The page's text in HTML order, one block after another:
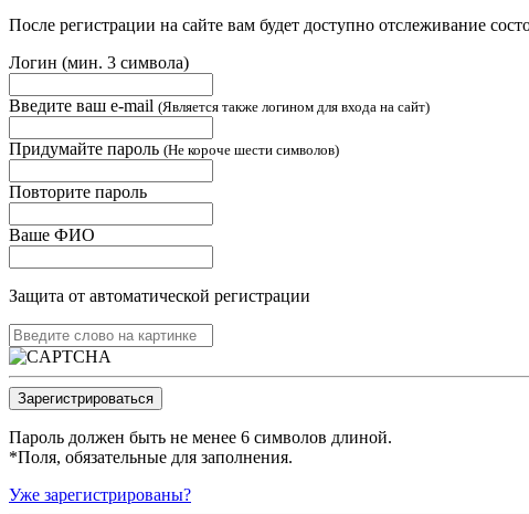
После регистрации на сайте вам будет доступно отслеживание
Логин (мин. 3 символа)
Введите ваш e-mail (Является также логином для входа на сайт)
Придумайте пароль (Не короче шести символов)
Повторите пароль
Ваше ФИО
Защита от автоматической регистрации
Пароль должен быть не менее 6 символов длиной.
*Поля, обязательные для заполнения.
Уже зарегистрированы?